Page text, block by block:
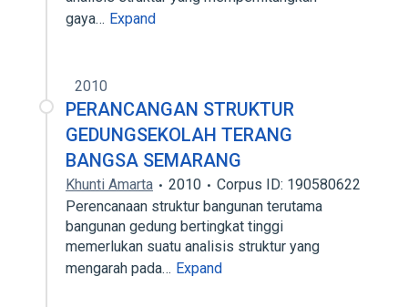
gaya… Expand
2010
PERANCANGAN STRUKTUR
GEDUNGSEKOLAH TERANG
BANGSA SEMARANG
Khunti Amarta 2010
Corpus ID: 190580622
Perencanaan struktur bangunan terutama
bangunan gedung bertingkat tinggi
memerlukan suatu analisis struktur yang
mengarah pada… Expand